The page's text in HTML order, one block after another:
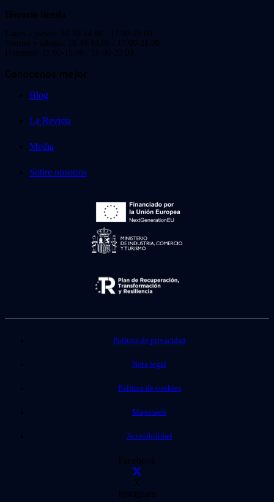
Horario tienda
Lunes a jueves: 10:30-14:00 / 17:00-20:00
Viernes y sábado: 10:30-14:00 / 17:00-21:00
Domingo: 11:00-15:00 / 16:00-20:00
Conócenos mejor
Blog
La Revista
Media
Sobre nosotros
Política de privacidad
Nota legal
Política de cookies
Mapa web
Accesibilidad
Facebook
X
Instagram